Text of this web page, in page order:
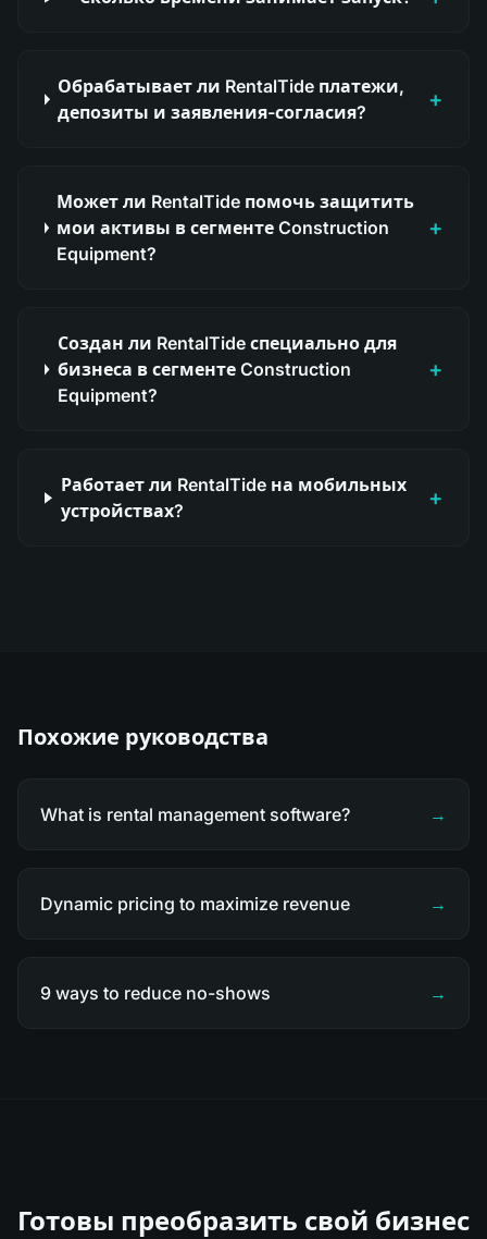
Обрабатывает ли RentalTide платежи,
депозиты и заявления-согласия?
+
Может ли RentalTide помочь защитить
мои активы в сегменте Construction
Equipment?
+
Создан ли RentalTide специально для
бизнеса в сегменте Construction
Equipment?
+
Работает ли RentalTide на мобильных
устройствах?
+
Похожие руководства
What is rental management software? →
Dynamic pricing to maximize revenue →
9 ways to reduce no-shows →
Готовы преобразить свой бизнес